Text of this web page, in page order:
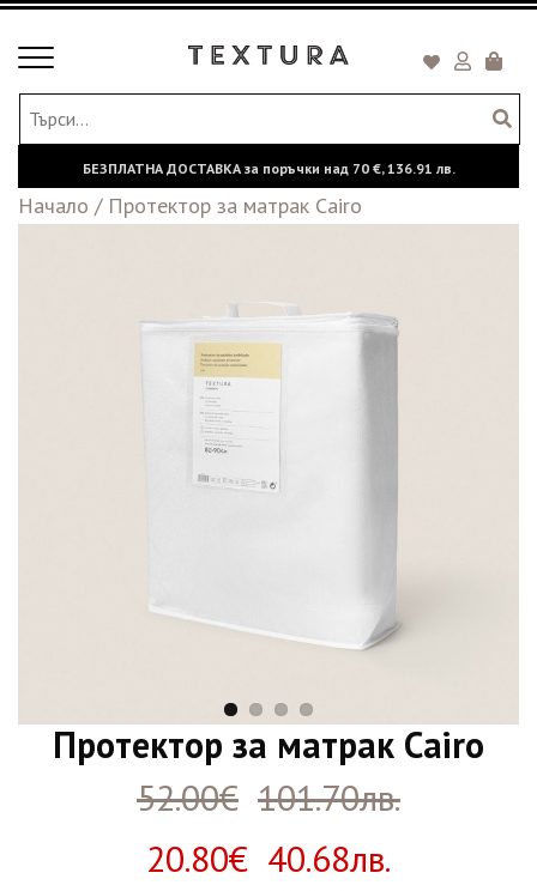
Toggle
БЕЗПЛАТНА ДОСТАВКА за поръчки над 70 €,136.91 лв.
Начало / Протектор за матрак Cairo
Протектор за матрак Cairo
52.00€ 101.70лв.
20.80€ 40.68лв.